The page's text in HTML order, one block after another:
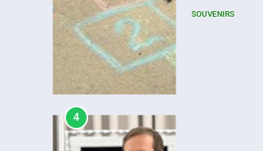
SOUVENIRS
4